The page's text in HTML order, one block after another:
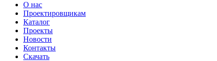
О нас
Проектировщикам
Каталог
Проекты
Новости
Контакты
Скачать